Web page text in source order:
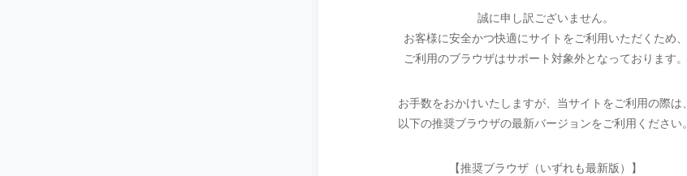
誠に申し訳ございません。
お客様に安全かつ快適にサイトをご利用いただくため、
ご利用のブラウザはサポート対象外となっております。
お手数をおかけいたしますが、当サイトをご利用の際は、
以下の推奨ブラウザの最新バージョンをご利用ください。
【推奨ブラウザ（いずれも最新版）】